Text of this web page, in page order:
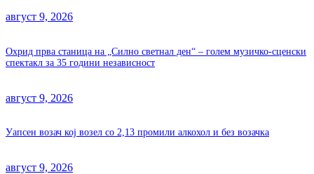
август 9, 2026
Охрид прва станица на „Силно светнал ден“ – голем музичко-сценски
спектакл за 35 години независност
август 9, 2026
Уапсен возач кој возел со 2,13 промили алкохол и без возачка
август 9, 2026